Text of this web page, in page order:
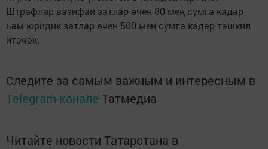
Штрафлар вазифаи затлар өчен 80 мең сумга кадәр
һәм юридик затлар өчен 500 мең сумга кадәр тәшкил
итәчәк.
Следите за самым важным и интересным в
Telegram-канале Татмедиа
Читайте новости Татарстана в